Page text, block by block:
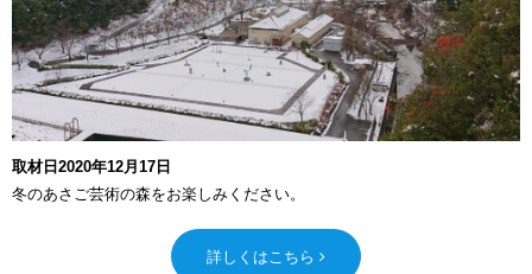
取材日2020年12月17日
冬のあさご芸術の森をお楽しみください。
詳しくはこちら